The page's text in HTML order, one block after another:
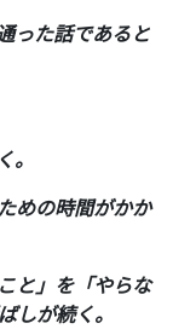
った話であると
めの時間がかか
と」を「やらな
しが続く。